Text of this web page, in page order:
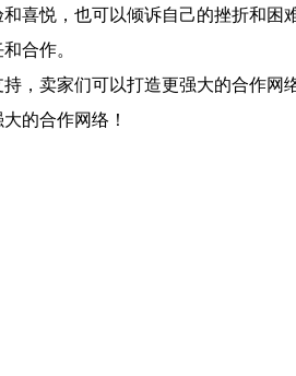
喜悦，也可以倾诉自己的挫折和
合作。
，卖家们可以打造更强大的合作网
的合作网络！